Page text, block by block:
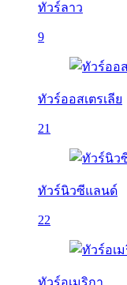
ทัวร์ลาว
9
ทัวร์ออสเตรเลีย
21
ทัวร์นิวซีแลนด์
22
ทัวร์อเมริกา